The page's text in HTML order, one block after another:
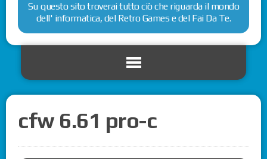
Su questo sito troverai tutto ciò che riguarda il mondo
dell' informatica, del Retro Games e del Fai Da Te.
cfw 6.61 pro-c